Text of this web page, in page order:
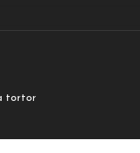
tortor